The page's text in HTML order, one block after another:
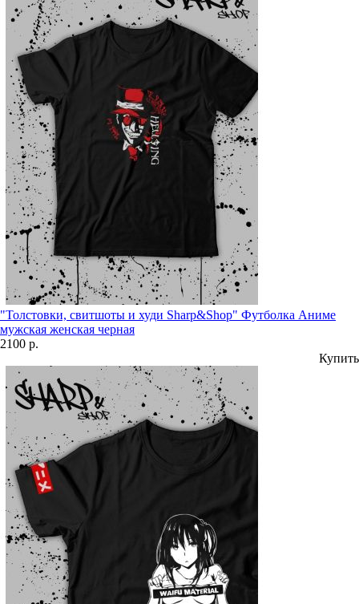
"Толстовки, свитшоты и худи Sharp&Shop" Футболка Аниме
мужская женская черная
2100 р.
Купить